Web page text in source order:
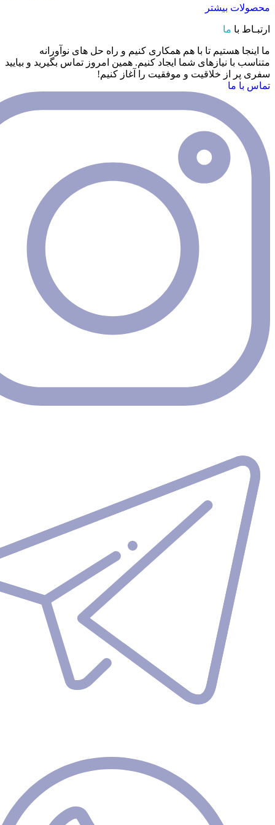
تا با هم همکاری کنیم و راه حل های نوآورانه
شما ایجاد کنیم. همین امروز تماس بگیرید و بیایید
خلاقیت و موفقیت را آغاز کنیم!